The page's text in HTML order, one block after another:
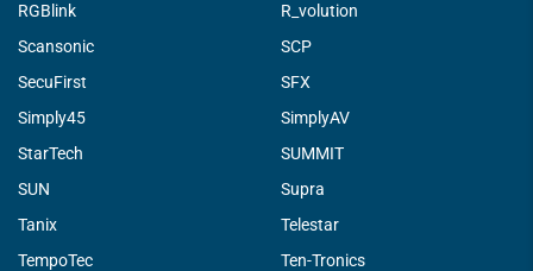
RGBlink
R_volution
Scansonic
SCP
SecuFirst
SFX
Simply45
SimplyAV
StarTech
SUMMIT
SUN
Supra
Tanix
Telestar
TempoTec
Ten-Tronics